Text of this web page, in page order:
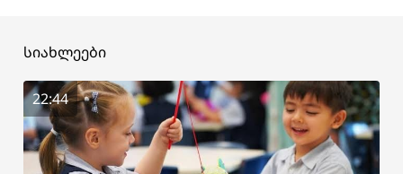
სიახლეები
22:44